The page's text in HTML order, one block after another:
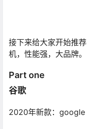
接下来给大家开始推
机，性能强，大品牌。
Part one
谷歌
2020年新款：